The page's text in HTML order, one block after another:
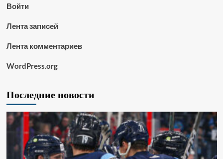
Войти
Лента записей
Лента комментариев
WordPress.org
Последние новости